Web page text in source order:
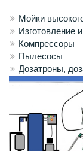
Мойки
Изготовление
Компрессоры
Пылесосы
Дозатроны,